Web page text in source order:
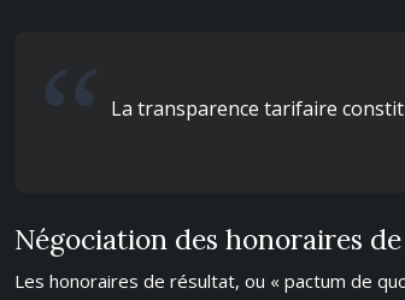
La transparence tarifaire
Négociation des honoraires
Les honoraires de résultat, ou « pactum de